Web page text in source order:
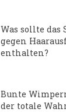
Was sollte das
gegen
enthalten?
Bunte
der totale